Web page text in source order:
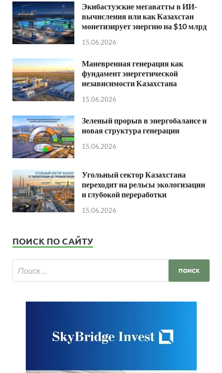
Экибастузские мегаватты в ИИ-
вычисления или как Казахстан
монетизирует энергию на $10 млрд
15.06.2026
Маневренная генерация как
фундамент энергетической
независимости Казахстана
15.06.2026
Зеленый прорыв в энергобалансе и
новая структура генерации
15.06.2026
Угольный сектор Казахстана
переходит на рельсы экологизации
и глубокой переработки
15.06.2026
ПОИСК ПО САЙТУ